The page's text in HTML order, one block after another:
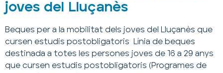
joves del Lluçanès
Beques per a la mobilitat dels joves del Lluçanès que
cursen estudis postobligatoris Línia de beques
destinada a totes les persones joves de 16 a 29 anys
que cursen estudis postobligatoris (Programes de